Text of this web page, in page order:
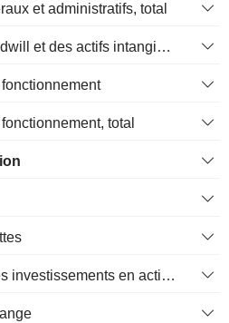
et administratifs, total
Dépréciation du goodwill et des actifs intangibles
total
Gains (Pertes) sur les investissements en actions